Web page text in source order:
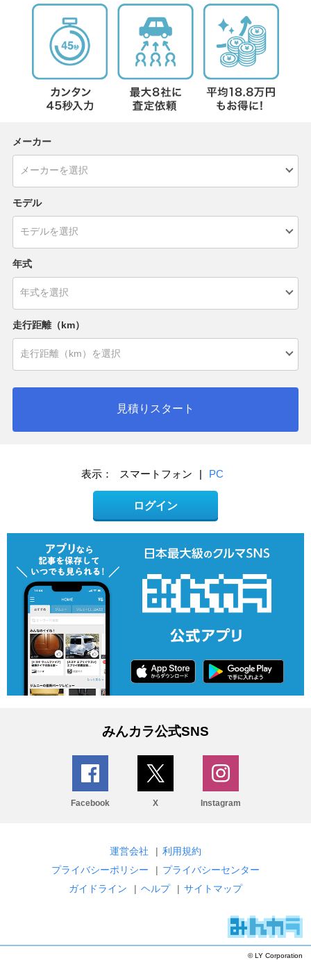
メーカー
モデル
年式
走行距離（km）
見積りスタート
表示： スマートフォン | PC
ログイン
みんカラ公式SNS
Facebook X Instagram
運営会社 | 利用規約
プライバシーポリシー
| プライバシーセンター
ガイドライン
| ヘルプ | サイトマップ
© LY Corporation